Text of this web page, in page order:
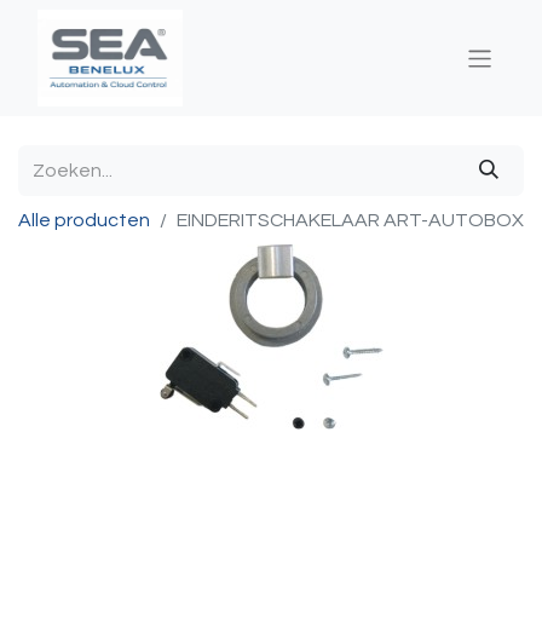
Alle producten EINDERITSCHAKELAAR ART-AUTOBOX